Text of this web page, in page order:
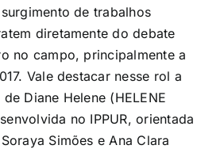
de trabalhos
diretamente do debate
no campo, principalmente a
Vale destacar nesse rol a
Diane Helene (HELENE
no IPPUR, orientada
Simões e Ana Clara